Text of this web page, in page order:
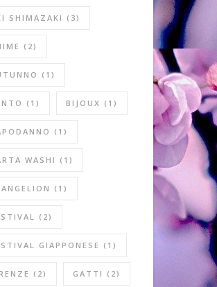
SHIMAZAKI (3)
(2)
(1)
(1) BIJOUX (1)
(1)
WASHI (1)
(1)
(2)
GIAPPONESE (1)
(2) GATTI (2)